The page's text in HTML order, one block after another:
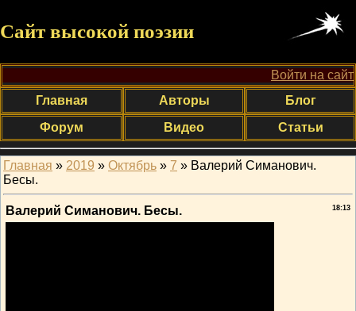
Сайт высокой поэзии
Войти на сайт
Главная
Авторы
Блог
Форум
Видео Статьи
Главная » 2019 » Октябрь » 7 » Валерий Симанович.
Бесы.
18:13
Валерий Симанович. Бесы.